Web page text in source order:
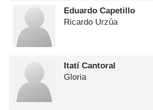
Eduardo Capetillo
Ricardo Urzúa
Itatí Cantoral
Gloria